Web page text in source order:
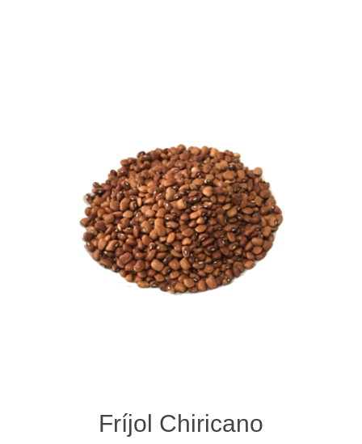
Fríjol Chiricano